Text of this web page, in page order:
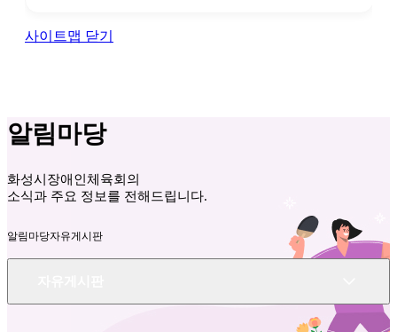
사이트맵 닫기
알림마당
화성시장애인체육회의
소식과 주요 정보를 전해드립니다.
알림마당자유게시판